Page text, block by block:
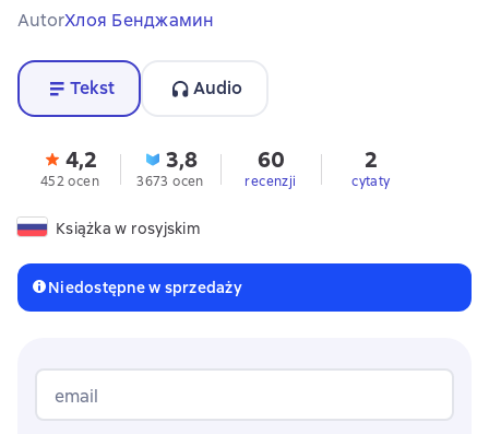
AutorХлоя Бенджамин
Tekst Audio
4,2
452 ocen
3,8
3673 ocen
60
recenzji
2
cytaty
Książka w rosyjskim
Niedostępne w sprzedaży
email